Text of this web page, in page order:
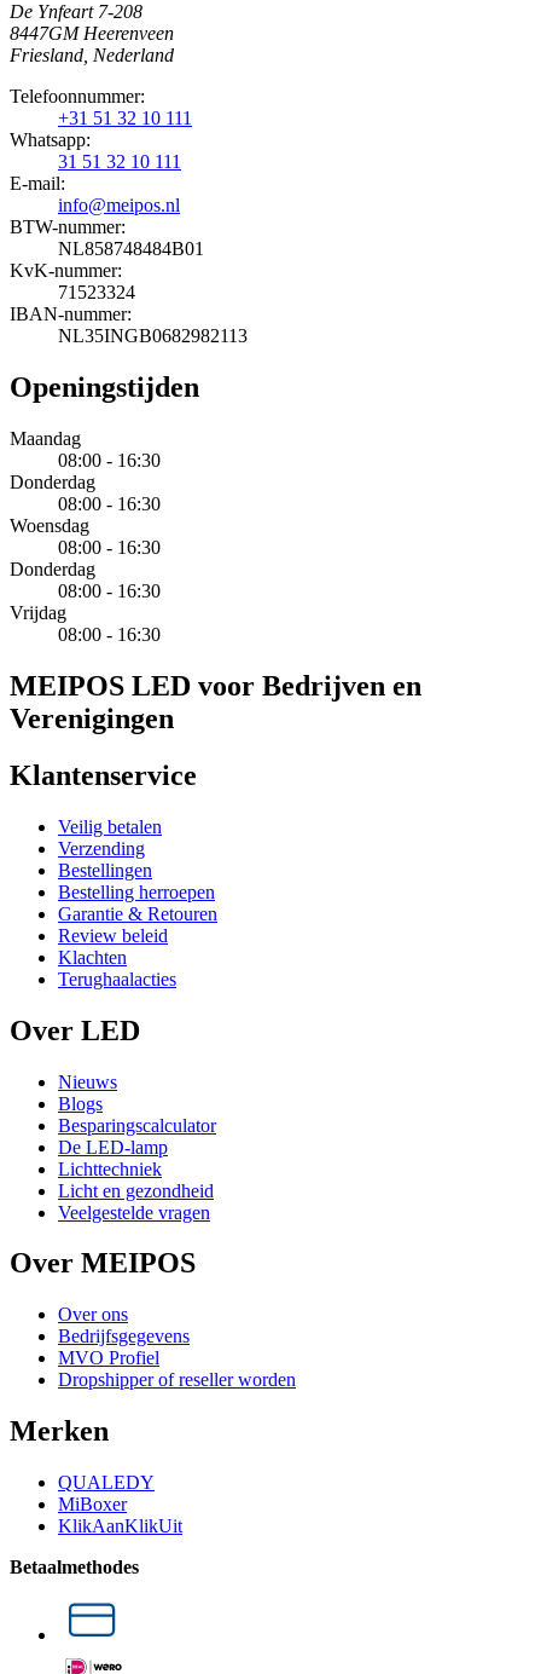
De Ynfeart 7-208
8447GM Heerenveen
Friesland, Nederland
Telefoonnummer:
+31 51 32 10 111
Whatsapp:
31 51 32 10 111
E-mail:
info@meipos.nl
BTW-nummer:
NL858748484B01
KvK-nummer:
71523324
IBAN-nummer:
NL35INGB0682982113
Openingstijden
Maandag
08:00 - 16:30
Donderdag
08:00 - 16:30
Woensdag
08:00 - 16:30
Donderdag
08:00 - 16:30
Vrijdag
08:00 - 16:30
MEIPOS LED voor Bedrijven en
Verenigingen
Klantenservice
Veilig betalen
Verzending
Bestellingen
Bestelling herroepen
Garantie & Retouren
Review beleid
Klachten
Terughaalacties
Over LED
Nieuws
Blogs
Besparingscalculator
De LED-lamp
Lichttechniek
Licht en gezondheid
Veelgestelde vragen
Over MEIPOS
Over ons
Bedrijfsgegevens
MVO Profiel
Dropshipper of reseller worden
Merken
QUALEDY
MiBoxer
KlikAanKlikUit
Betaalmethodes